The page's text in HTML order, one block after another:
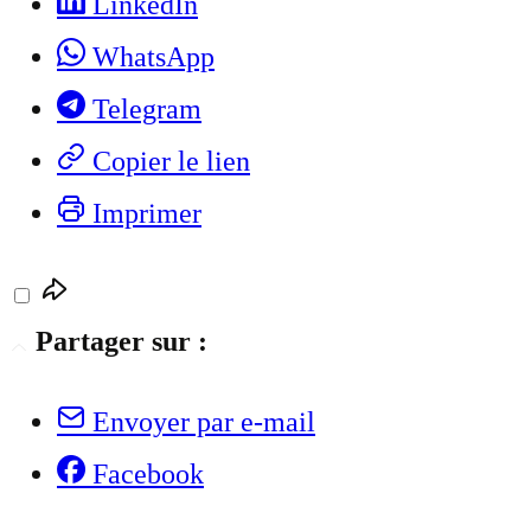
WhatsApp
Telegram
Copier le lien
Imprimer
Partager sur :
Envoyer par e-mail
Facebook